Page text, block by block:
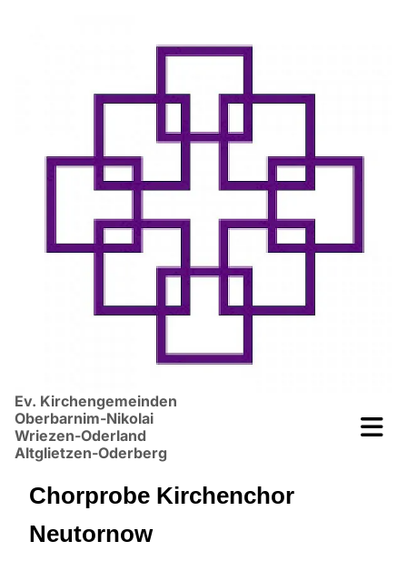
Ev. Kirchengemeinden
Oberbarnim-Nikolai
Wriezen-Oderland
Altglietzen-Oderberg
Chorprobe Kirchenchor
Neutornow